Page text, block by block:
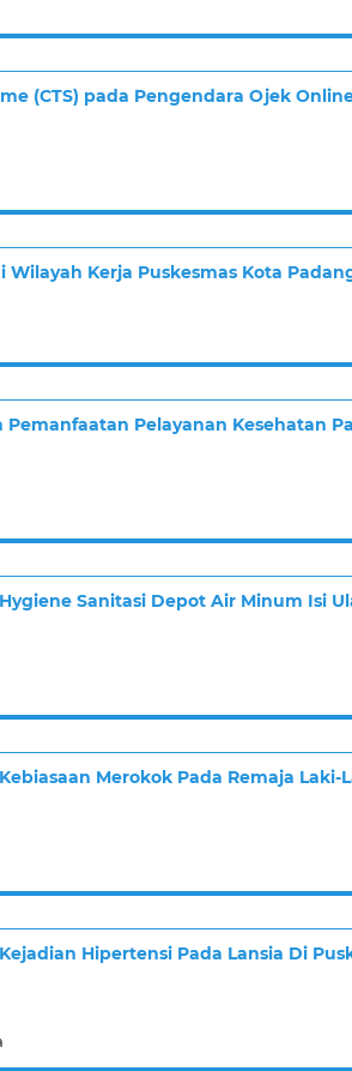
(CTS) pada Pengendara Ojek
Kerja Puskesmas Kota
Pelayanan Kesehatan
Sanitasi Depot Air Minum Isi
Merokok Pada Remaja Laki-
Hipertensi Pada Lansia Di